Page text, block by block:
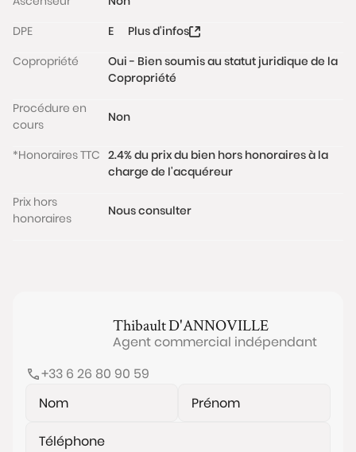
place Stalingrad et du marché Maison Rouge, des
établissements scolaires et des transports : station
gare de Meudon à 6 min à pied (ligne N), et station
Val Fleury à 8 min à pied (RER C).
Les informations sur les risques auxquels ce bien est
exposé sont disponibles sur le site
www.georisques.gouv.fr
DPE
E
Plus d'infos
Copropriété
Oui - Bien soumis au statut juridique de la
Copropriété
Procédure en
cours
Non
*Honoraires TTC 2.4% du prix du bien hors honoraires à la
charge de l'acquéreur
Prix hors
honoraires
Nous consulter
ThibaultD'ANNOVILLE
Agent commercial indépendant
+33 6 26 80 90 59